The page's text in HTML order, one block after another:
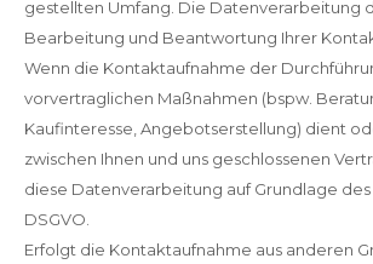
gestellten Umfang. Die Datenverarbeitung
Bearbeitung und Beantwortung Ihrer
Wenn die Kontaktaufnahme der
vorvertraglichen Maßnahmen (bspw.
Kaufinteresse, Angebotserstellung) dient
zwischen Ihnen und uns geschlossenen
diese Datenverarbeitung auf Grundlage des
DSGVO.
Erfolgt die Kontaktaufnahme aus anderen